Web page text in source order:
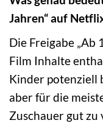
Jahren“ auf
Die Freigabe „Ab
Film Inhalte
Kinder potenziell
aber für die
Zuschauer gut zu